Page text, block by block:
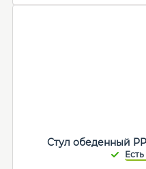
Стул обеденный